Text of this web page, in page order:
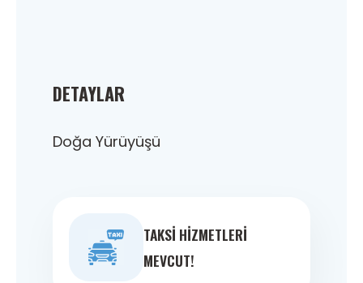
DETAYLAR
Doğa Yürüyüşü
TAKSI HIZMETLERI
MEVCUT!